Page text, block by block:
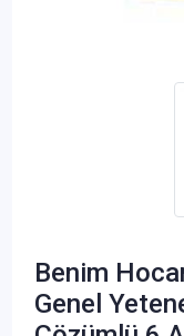
Benim
Genel